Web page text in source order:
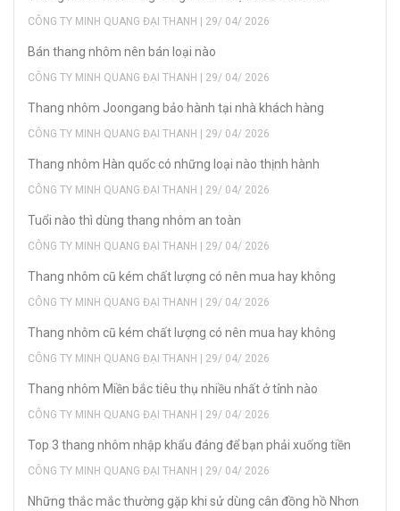
CÔNG TY MINH QUANG ĐẠI THANH | 29/ 04/ 2026
Bán thang nhôm nên bán loại nào
CÔNG TY MINH QUANG ĐẠI THANH | 29/ 04/ 2026
Thang nhôm Joongang bảo hành tại nhà khách hàng
CÔNG TY MINH QUANG ĐẠI THANH | 29/ 04/ 2026
Thang nhôm Hàn quốc có những loại nào thịnh hành
CÔNG TY MINH QUANG ĐẠI THANH | 29/ 04/ 2026
Tuổi nào thì dùng thang nhôm an toàn
CÔNG TY MINH QUANG ĐẠI THANH | 29/ 04/ 2026
Thang nhôm cũ kém chất lượng có nên mua hay không
CÔNG TY MINH QUANG ĐẠI THANH | 29/ 04/ 2026
Thang nhôm cũ kém chất lượng có nên mua hay không
CÔNG TY MINH QUANG ĐẠI THANH | 29/ 04/ 2026
Thang nhôm Miền bắc tiêu thụ nhiều nhất ở tỉnh nào
CÔNG TY MINH QUANG ĐẠI THANH | 29/ 04/ 2026
Top 3 thang nhôm nhập khẩu đáng để bạn phải xuống tiền
CÔNG TY MINH QUANG ĐẠI THANH | 29/ 04/ 2026
Những thắc mắc thường gặp khi sử dùng cân đồng hồ Nhơn